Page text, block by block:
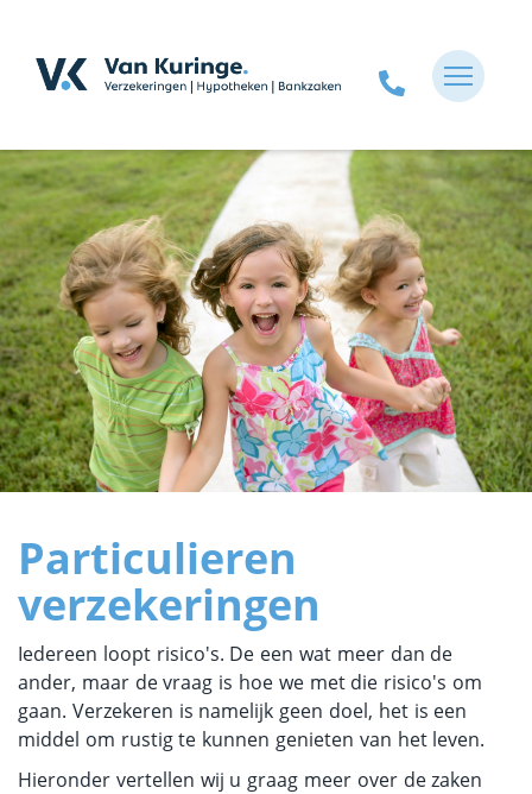
Particulieren
verzekeringen
Iedereen loopt risico's. De een wat meer dan de
ander, maar de vraag is hoe we met die risico's om
gaan. Verzekeren is namelijk geen doel, het is een
middel om rustig te kunnen genieten van het leven.
Hieronder vertellen wij u graag meer over de zaken